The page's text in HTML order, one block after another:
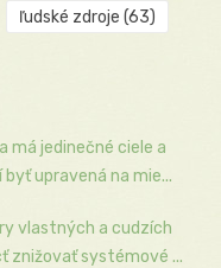
ľudské zdroje (63)
má jedinečné ciele a
upravená na mie...
vlastných a cudzích
znižovať systémové ...